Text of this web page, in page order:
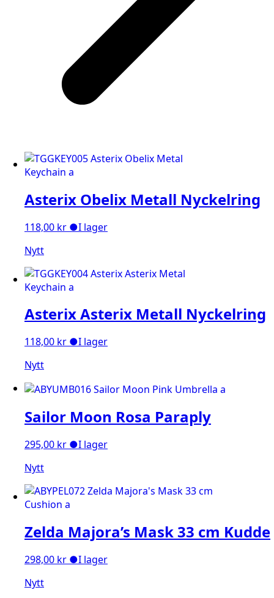
Asterix Obelix Metall Nyckelring
118,00 kr ●I lager
Nytt
Asterix Asterix Metall Nyckelring
118,00 kr ●I lager
Nytt
Sailor Moon Rosa Paraply
295,00 kr ●I lager
Nytt
Zelda Majora’s Mask 33 cm Kudde
298,00 kr ●I lager
Nytt